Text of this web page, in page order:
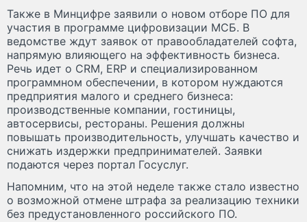
Также в Минцифре заявили о новом отборе ПО для
участия в программе цифровизации МСБ. В
ведомстве ждут заявок от правообладателей софта,
напрямую влияющего на эффективность бизнеса.
Речь идет о CRM, ERP и специализированном
программном обеспечении, в котором нуждаются
предприятия малого и среднего бизнеса:
производственные компании, гостиницы,
автосервисы, рестораны. Решения должны
повышать производительность, улучшать качество и
снижать издержки предпринимателей. Заявки
подаются через портал Госуслуг.
Напомним, что на этой неделе также стало известно
о возможной отмене штрафа за реализацию техники
без предустановленного российского ПО.